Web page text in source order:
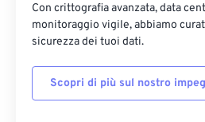
Con crittografia avanzata, data
monitoraggio vigile, abbiamo
sicurezza dei tuoi dati.
Scopri di più sul nostro